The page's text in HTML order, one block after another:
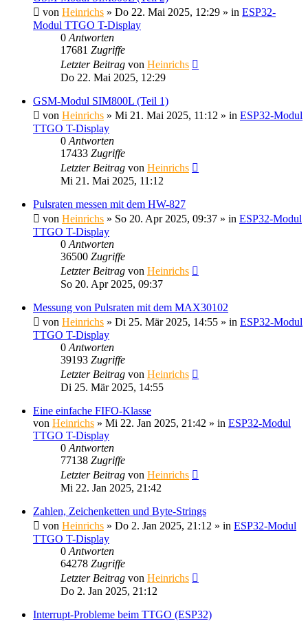
von Heinrichs » Do 22. Mai 2025, 12:29 » in ESP32-
Modul TTGO T-Display
0 Antworten
17681 Zugriffe
Letzter Beitrag von Heinrichs
Do 22. Mai 2025, 12:29
GSM-Modul SIM800L (Teil 1)
von Heinrichs » Mi 21. Mai 2025, 11:12 » in ESP32-Modul
TTGO T-Display
0 Antworten
17433 Zugriffe
Letzter Beitrag von Heinrichs
Mi 21. Mai 2025, 11:12
Pulsraten messen mit dem HW-827
von Heinrichs » So 20. Apr 2025, 09:37 » in ESP32-Modul
TTGO T-Display
0 Antworten
36500 Zugriffe
Letzter Beitrag von Heinrichs
So 20. Apr 2025, 09:37
Messung von Pulsraten mit dem MAX30102
von Heinrichs » Di 25. Mär 2025, 14:55 » in ESP32-Modul
TTGO T-Display
0 Antworten
39193 Zugriffe
Letzter Beitrag von Heinrichs
Di 25. Mär 2025, 14:55
Eine einfache FIFO-Klasse
von Heinrichs » Mi 22. Jan 2025, 21:42 » in ESP32-Modul
TTGO T-Display
0 Antworten
77138 Zugriffe
Letzter Beitrag von Heinrichs
Mi 22. Jan 2025, 21:42
Zahlen, Zeichenketten und Byte-Strings
von Heinrichs » Do 2. Jan 2025, 21:12 » in ESP32-Modul
TTGO T-Display
0 Antworten
64278 Zugriffe
Letzter Beitrag von Heinrichs
Do 2. Jan 2025, 21:12
Interrupt-Probleme beim TTGO (ESP32)